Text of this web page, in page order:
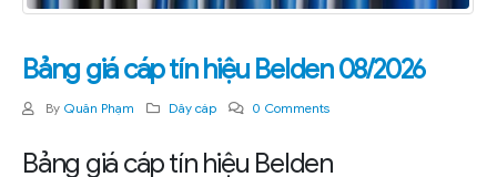
Bảng giá cáp tín hiệu Belden 08/2026
By Quân Phạm Dây cáp 0 Comments
Bảng giá cáp tín hiệu Belden